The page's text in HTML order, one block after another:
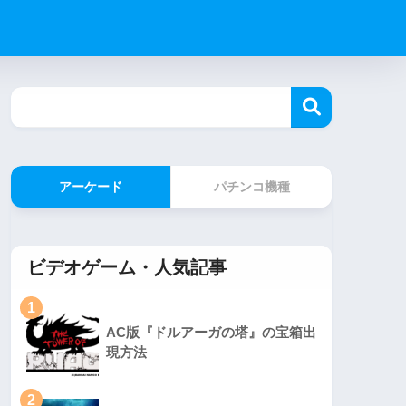
アーケード パチンコ機種
ビデオゲーム・人気記事
1
AC版『ドルアーガの塔』の宝箱出
現方法
2